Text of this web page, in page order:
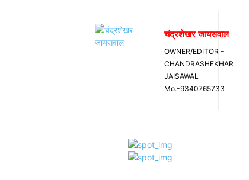
चंद्रशेखर जायसवाल
OWNER/EDITOR -
CHANDRASHEKHAR
JAISAWAL
Mo.-9340765733